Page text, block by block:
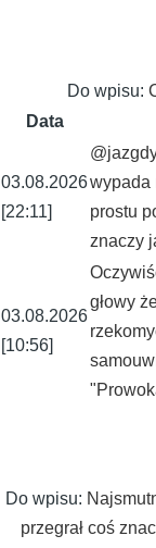
Do wpisu:
Data
03.08.2026
[22:11]
wypada
prostu
znaczy
03.08.2026
[10:56]
głowy
Do wpisu:
przegrał coś